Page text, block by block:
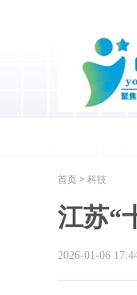
首页 > 科技
江苏“
2026-01-06